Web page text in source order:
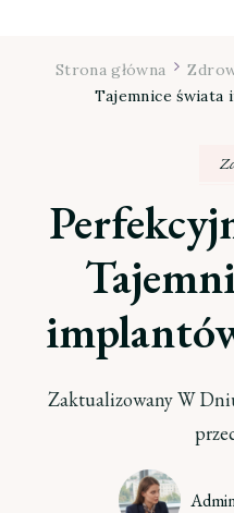
Strona główna
Tajemnice świata
Zaktualizowany W